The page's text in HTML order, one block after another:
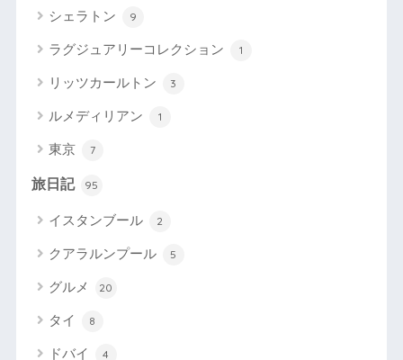
シェラトン 9
ラグジュアリーコレクション 1
リッツカールトン 3
ルメディリアン 1
東京 7
旅日記 95
イスタンブール 2
クアラルンプール 5
グルメ 20
タイ 8
ドバイ 4